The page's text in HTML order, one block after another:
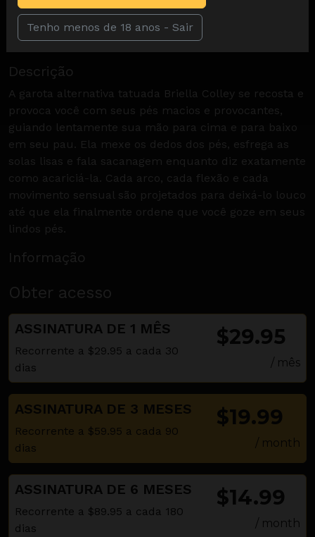
Tenho menos de 18 anos - Sair
Pé tatuado de Briella Colley JOI
Descrição
A garota alternativa tatuada Briella Colley se recosta e
provoca você com seus pés macios e provocantes,
guiando lentamente sua mão para cima e para baixo
em seu pau. Ela mexe os dedos dos pés, esfrega as
solas lisas e fala sacanagem enquanto diz exatamente
como acariciá-la. Cada arco, cada flexão e cada
movimento sensual são projetados para deixá-lo louco
até que ela finalmente ordene que você goze em seus
lindos pés.
Informação
Obter acesso
ASSINATURA DE 1 MÊS
Recorrente a $29.95 a cada 30
dias
$29.95
/ mês
ASSINATURA DE 3 MESES
Recorrente a $59.95 a cada 90
dias
$19.99
/ month
ASSINATURA DE 6 MESES
Recorrente a $89.95 a cada 180
dias
$14.99
/ month